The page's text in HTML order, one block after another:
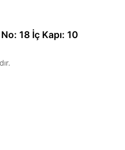
18 İç Kapı: 10